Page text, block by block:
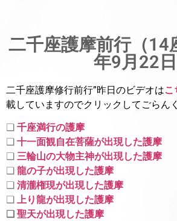
二千座護摩前行（14
年9月22日
二千座護摩修行前行”昨日のビデオはこ
載していま すのでクリックしてごらん
❑ 千座満行の護摩
❑ 十一面観自在菩薩が出現した護摩
❑ 三輪山の大物主神が出現した護摩
❑ 龍の子が出現した護摩
❑ 清瀧権現が出現した護摩
❑ 上り龍が出現した護摩
❑ 聖天が出現した護摩